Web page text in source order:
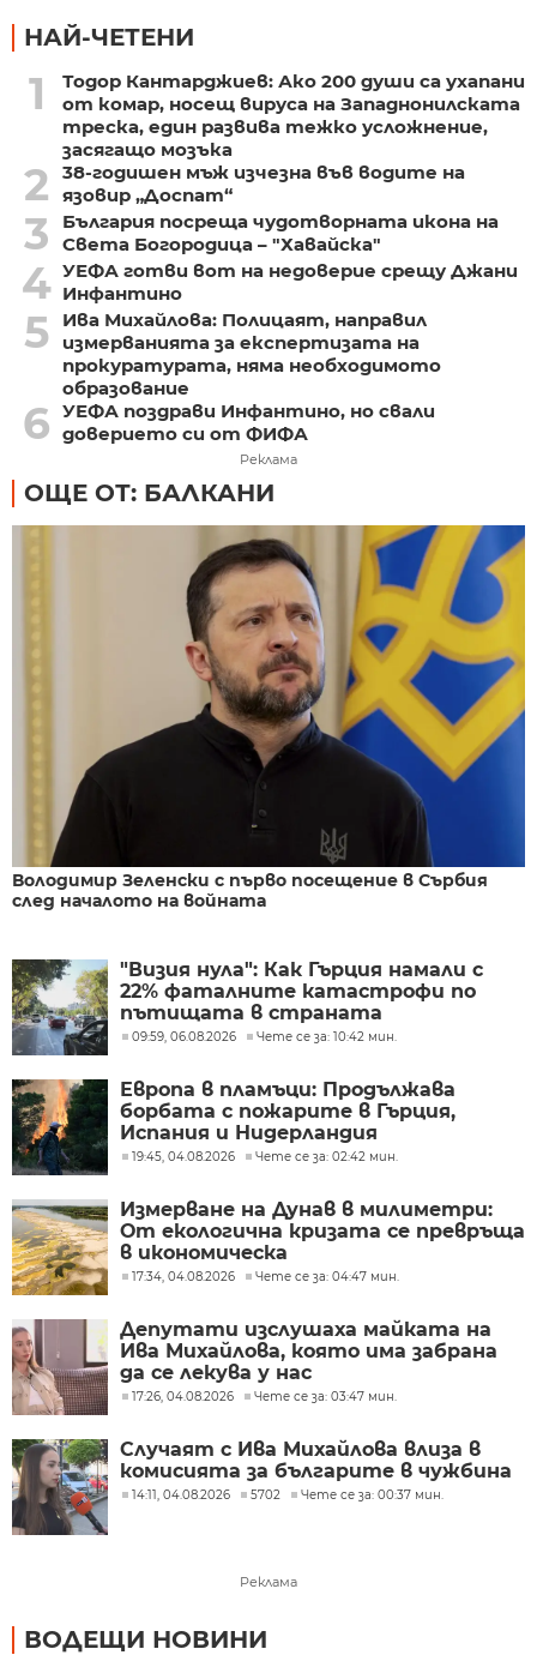
НАЙ-ЧЕТЕНИ
1
Тодор Кантарджиев: Ако 200 души са ухапани
от комар, носещ вируса на Западнонилската
треска, един развива тежко усложнение,
засягащо мозъка
2
38-годишен мъж изчезна във водите на
язовир „Доспат“
3
България посреща чудотворната икона на
Света Богородица – "Хавайска"
4 УЕФА готви вот на недоверие срещу Джани
Инфантино
5
Ива Михайлова: Полицаят, направил
измерванията за експертизата на
прокуратурата, няма необходимото
образование
6 УЕФА поздрави Инфантино, но свали
доверието си от ФИФА
Реклама
ОЩЕ ОТ: БАЛКАНИ
Володимир Зеленски с първо посещение в Сърбия
след началото на войната
"Визия нула": Как Гърция намали с
22% фаталните катастрофи по
пътищата в страната
09:59, 06.08.2026 Чете се за: 10:42 мин.
Европа в пламъци: Продължава
борбата с пожарите в Гърция,
Испания и Нидерландия
19:45, 04.08.2026 Чете се за: 02:42 мин.
Измерване на Дунав в милиметри:
От екологична кризата се превръща
в икономическа
17:34, 04.08.2026 Чете се за: 04:47 мин.
Депутати изслушаха майката на
Ива Михайлова, която има забрана
да се лекува у нас
17:26, 04.08.2026 Чете се за: 03:47 мин.
Случаят с Ива Михайлова влиза в
комисията за българите в чужбина
14:11, 04.08.2026 5702 Чете се за: 00:37 мин.
Реклама
ВОДЕЩИ НОВИНИ